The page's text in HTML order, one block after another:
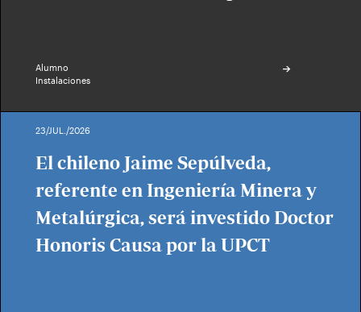
Alumno
Instalaciones
23/JUL./2026
El chileno Jaime Sepúlveda,
referente en Ingeniería Minera y
Metalúrgica, será investido Doctor
Honoris Causa por la UPCT